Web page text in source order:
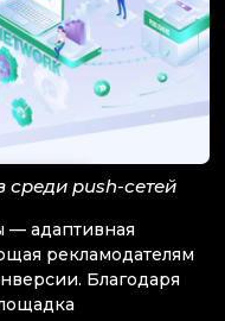
среди push-сетей
— адаптивная
рекламодателям
Благодаря